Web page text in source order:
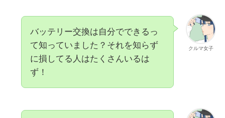
クルマ女子
バッテリー交換は自分でできるっ
て知っていました？それを知らず
に損してる人はたくさんいるは
ず！